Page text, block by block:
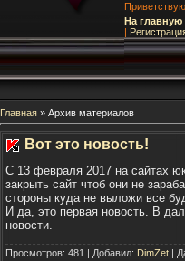
На главную
|
Главная » Архив материалов
Вот это новость!
С 13 февраля 2017 на сайтах
закрыть сайт чтоб они не
стороны куда не выложи все
И да, это первая новость. В
новости.
Просмотров: 481 | Добавил: DimZet |